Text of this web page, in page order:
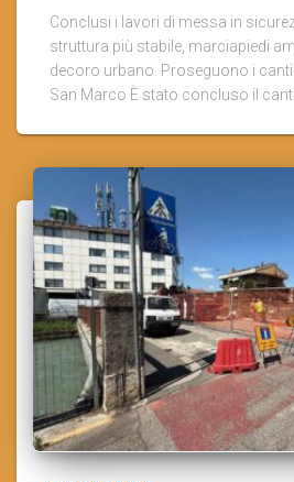
Conclusi i lavori di messa in
struttura più stabile, marciapiedi
decoro urbano. Proseguono i
San Marco È stato concluso il